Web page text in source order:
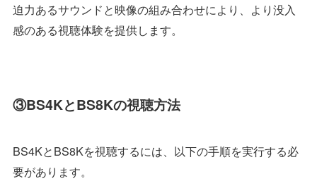
迫力あるサウンドと映像の組み合わせにより、より没入
感のある視聴体験を提供します。
③BS4KとBS8Kの視聴方法
BS4KとBS8Kを視聴するには、以下の手順を実行する必
要があります。